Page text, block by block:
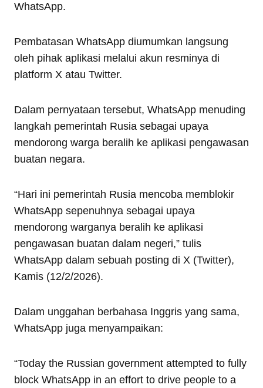
WhatsApp.
Pembatasan WhatsApp diumumkan langsung
oleh pihak aplikasi melalui akun resminya di
platform X atau Twitter.
Dalam pernyataan tersebut, WhatsApp menuding
langkah pemerintah Rusia sebagai upaya
mendorong warga beralih ke aplikasi pengawasan
buatan negara.
“Hari ini pemerintah Rusia mencoba memblokir
WhatsApp sepenuhnya sebagai upaya
mendorong warganya beralih ke aplikasi
pengawasan buatan dalam negeri,” tulis
WhatsApp dalam sebuah posting di X (Twitter),
Kamis (12/2/2026).
Dalam unggahan berbahasa Inggris yang sama,
WhatsApp juga menyampaikan:
“Today the Russian government attempted to fully
block WhatsApp in an effort to drive people to a